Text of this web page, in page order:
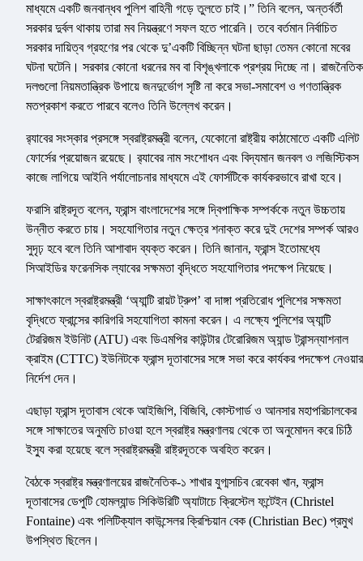
মাধ্যমে একটি জনবান্ধব পুলিশ বাহিনী গড়ে তুলতে চাই।” তিনি বলেন, অন্তর্বর্তী
সরকার দুর্বল থাকায় তারা মব নিয়ন্ত্রণে সফল হতে পারেনি। তবে বর্তমান নির্বাচিত
সরকার দায়িত্ব গ্রহণের পর থেকে দু’একটি বিচ্ছিন্ন ঘটনা ছাড়া তেমন কোনো মবের
ঘটনা ঘটেনি। সরকার কোনো ধরনের মব বা বিশৃঙ্খলাকে প্রশ্রয় দিচ্ছে না। রাজনৈতিক
দলগুলো নিয়মতান্ত্রিক উপায়ে জনদুর্ভোগ সৃষ্টি না করে সভা-সমাবেশ ও গণতান্ত্রিক
মতপ্রকাশ করতে পারবে বলেও তিনি উল্লেখ করেন।
র‍্যাবের সংস্কার প্রসঙ্গে স্বরাষ্ট্রমন্ত্রী বলেন, যেকোনো রাষ্ট্রীয় কাঠামোতে একটি এলিট
ফোর্সের প্রয়োজন রয়েছে। র‍্যাবের নাম সংশোধন এবং বিদ্যমান জনবল ও লজিস্টিকস
কাজে লাগিয়ে আইনি পর্যালোচনার মাধ্যমে এই ফোর্সটিকে কার্যকরভাবে রাখা হবে।
ফরাসি রাষ্ট্রদূত বলেন, ফ্রান্স বাংলাদেশের সঙ্গে দ্বিপাক্ষিক সম্পর্ককে নতুন উচ্চতায়
উন্নীত করতে চায়। সহযোগিতার নতুন ক্ষেত্র শনাক্ত করে দুই দেশের সম্পর্ক আরও
সুদৃঢ় হবে বলে তিনি আশাবাদ ব্যক্ত করেন। তিনি জানান, ফ্রান্স ইতোমধ্যে
সিআইডির ফরেনসিক ল্যাবের সক্ষমতা বৃদ্ধিতে সহযোগিতার পদক্ষেপ নিয়েছে।
সাক্ষাৎকালে স্বরাষ্ট্রমন্ত্রী ‘অ্যান্টি রায়ট ট্রুপ’ বা দাঙ্গা প্রতিরোধ পুলিশের সক্ষমতা
বৃদ্ধিতে ফ্রান্সের কারিগরি সহযোগিতা কামনা করেন। এ লক্ষ্যে পুলিশের অ্যান্টি
টেররিজম ইউনিট (ATU) এবং ডিএমপির কাউন্টার টেরোরিজম অ্যান্ড ট্রান্সন্যাশনাল
ক্রাইম (CTTC) ইউনিটকে ফ্রান্স দূতাবাসের সঙ্গে সভা করে কার্যকর পদক্ষেপ নেওয়ার
নির্দেশ দেন।
এছাড়া ফ্রান্স দূতাবাস থেকে আইজিপি, বিজিবি, কোস্টগার্ড ও আনসার মহাপরিচালকের
সঙ্গে সাক্ষাতের অনুমতি চাওয়া হলে স্বরাষ্ট্র মন্ত্রণালয় থেকে তা অনুমোদন করে চিঠি
ইস্যু করা হয়েছে বলে স্বরাষ্ট্রমন্ত্রী রাষ্ট্রদূতকে অবহিত করেন।
বৈঠকে স্বরাষ্ট্র মন্ত্রণালয়ের রাজনৈতিক-১ শাখার যুগ্মসচিব রেবেকা খান, ফ্রান্স
দূতাবাসের ডেপুটি হোমল্যান্ড সিকিউরিটি অ্যাটাচে ক্রিস্টেল ফন্টেইন (Christel
Fontaine) এবং পলিটিক্যাল কাউন্সেলর ক্রিশ্চিয়ান বেক (Christian Bec) প্রমুখ
উপস্থিত ছিলেন।